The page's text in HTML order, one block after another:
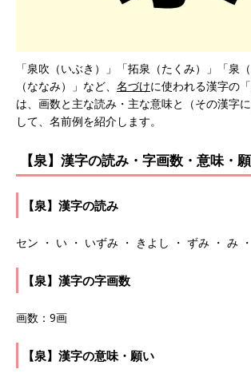
「泉吹（いぶき）」「拓泉（たくみ）」「泉
（ななみ）」など、 名づけに使われる漢字の
は、画数と主な読み・主な意味と（その漢字
して、名前例を紹介します。
【泉】漢字の読み・字画数・意味・
【泉】漢字の読み
セン ・ い ・ いずみ ・ きよし ・ ずみ ・ み
【泉】漢字の字画数
画数：9画
【泉】漢字の意味・願い